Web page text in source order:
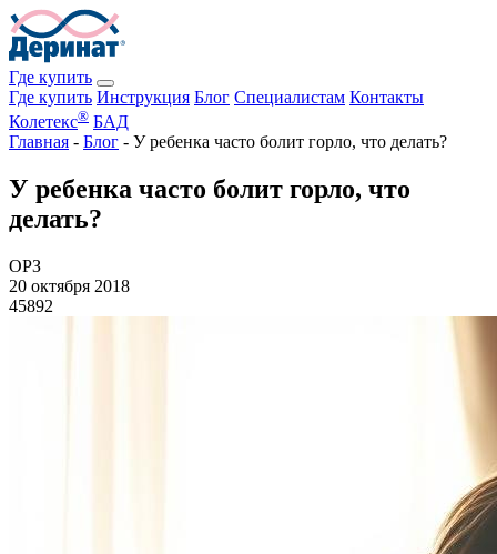
Где купить
Где купить Инструкция Блог Специалистам Контакты
Колетекс® БАД
Главная - Блог - У ребенка часто болит горло, что делать?
У ребенка часто болит горло, что
делать?
ОРЗ
20 октября 2018
45892